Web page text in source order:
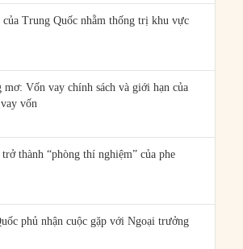
Trung Quốc nhằm thống trị khu vực
mơ: Vốn vay chính sách và giới hạn của
vốn
thành “phòng thí nghiệm” của phe
phủ nhận cuộc gặp với Ngoại trưởng